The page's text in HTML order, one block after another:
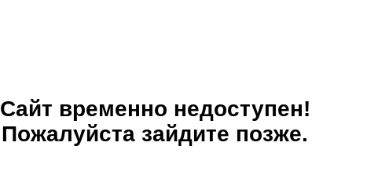
Сайт временно недоступен!
Пожалуйста зайдите позже.